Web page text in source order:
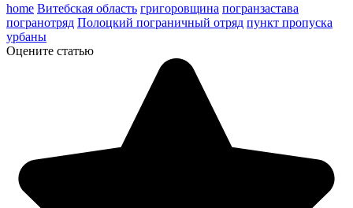
home Витебская область григоровщина погранзастава
погранотряд Полоцкий пограничный отряд пункт пропуска
урбаны
Оцените статью